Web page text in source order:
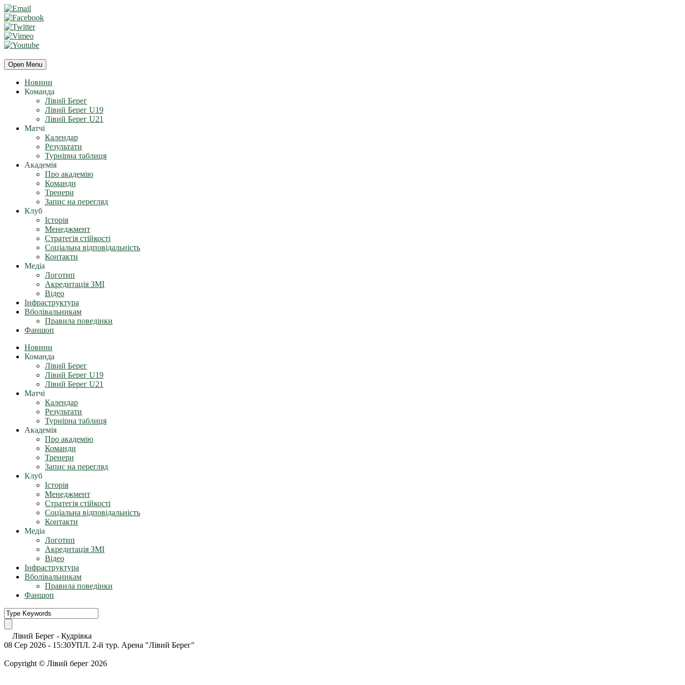
Open Menu
Новини
Команда
Лівий Берег
Лівий Берег U19
Лівий Берег U21
Матчі
Календар
Результати
Турнірна таблиця
Академія
Про академію
Команди
Тренери
Запис на перегляд
Клуб
Історія
Менеджмент
Стратегія стійкості
Соціальна відповідальність
Контакти
Медіа
Логотип
Акредитація ЗМІ
Відео
Інфраструктура
Вболівальникам
Правила поведінки
Фаншоп
Новини
Команда
Лівий Берег
Лівий Берег U19
Лівий Берег U21
Матчі
Календар
Результати
Турнірна таблиця
Академія
Про академію
Команди
Тренери
Запис на перегляд
Клуб
Історія
Менеджмент
Стратегія стійкості
Соціальна відповідальність
Контакти
Медіа
Логотип
Акредитація ЗМІ
Відео
Інфраструктура
Вболівальникам
Правила поведінки
Фаншоп
Лівий Берег - Кудрівка
08 Сер 2026 - 15:30УПЛ. 2-й тур. Арена "Лівий Берег"
Copyright © Лівий берег 2026